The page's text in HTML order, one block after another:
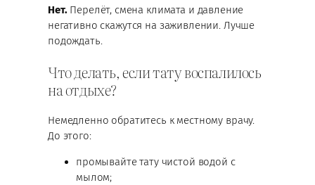
Нет.Перелёт, смена климата и давление
негативно скажутся на заживлении. Лучше
подождать.
Что делать, если тату воспалилось
на отдыхе?
Немедленно обратитесь к местному врачу.
До этого:
промывайте тату чистой водой с
мылом;